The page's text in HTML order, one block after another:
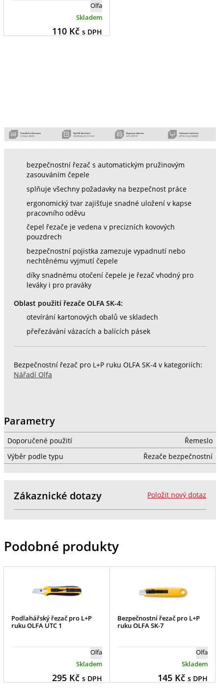
Olfa
Skladem
110Kč s DPH
bezpečnostní řezač s automatickým pružinovým
zasouváním čepele
splňuje všechny požadavky na bezpečnost práce
ergonomický tvar zajišťuje snadné uložení v kapse
pracovního oděvu
čepel řezače je vedena v precizních kovových
pouzdrech
bezpečnostní pojistka zamezuje vypadnutí nebo
nechtěnému vyjmutí čepele
díky snadnému otočení čepele je řezač vhodný pro
leváky i pro praváky
Oblast použití řezače OLFA SK-4:
otevírání kartonových obalů ve skladech
přeřezávání vázacích a balících pásek
Bezpečnostní řezač pro L+P ruku OLFA SK-4 v kategoriích:
Nářadí Olfa
Parametry
Doporučené použití
Řemeslo
Výběr podle typu
Řezače bezpečnostní
Položit nový dotaz
Zákaznické dotazy
Podobné produkty
Podlahářský řezač pro L+P
ruku OLFA UTC 1
Olfa
Skladem
295Kč s DPH
Bezpečnostní řezač pro L+P
ruku OLFA SK-7
Olfa
Skladem
145Kč s DPH